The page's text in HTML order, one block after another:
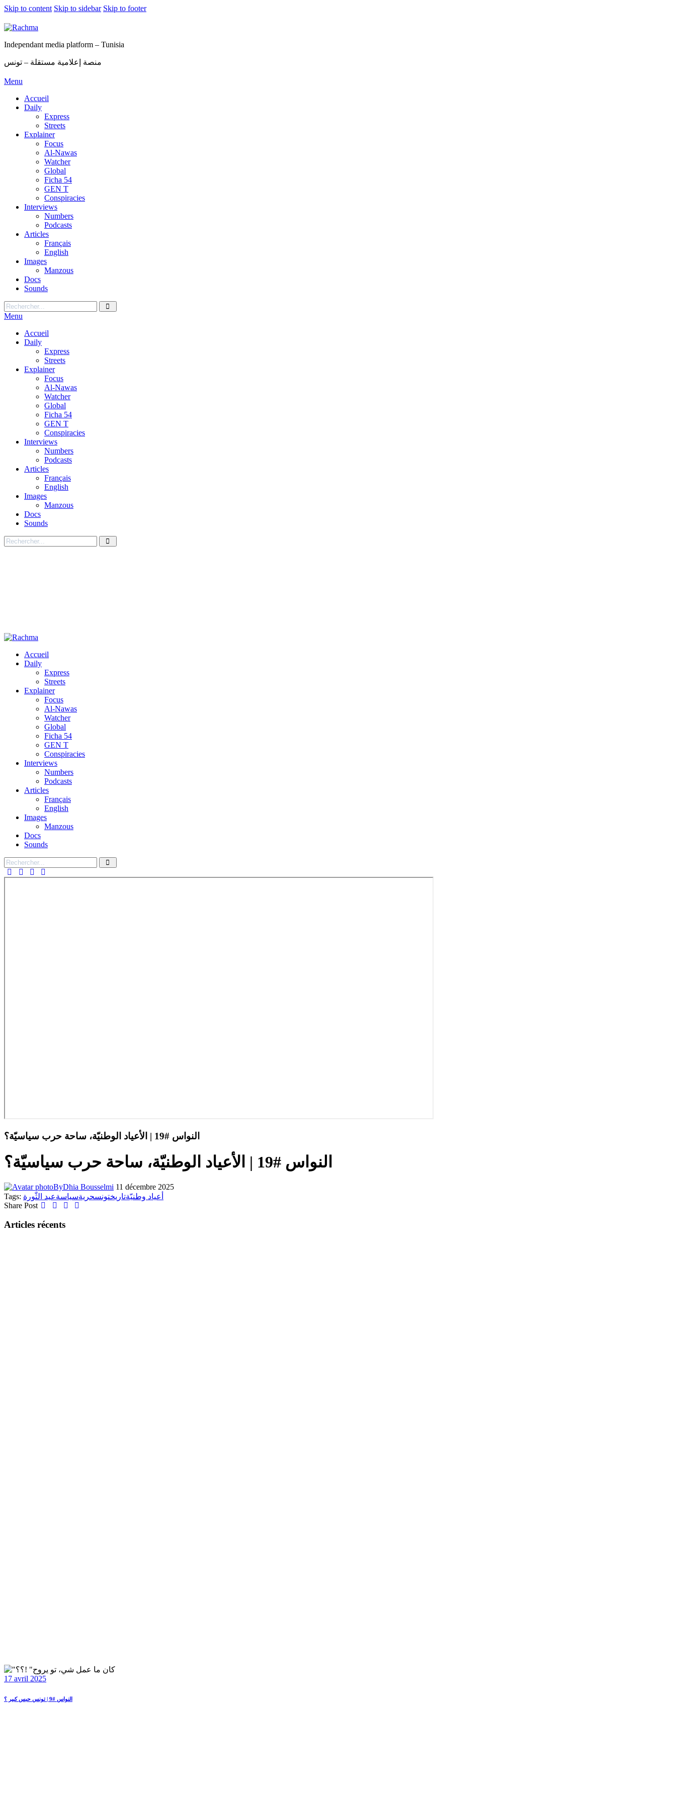
Skip to content Skip to sidebar Skip to footer
Independant media platform – Tunisia
منصة إعلامية مستقلة – تونس
Menu
Accueil
Daily
Express
Streets
Explainer
Focus
Al-Nawas
Watcher
Global
Ficha 54
GEN T
Conspiracies
Interviews
Numbers
Podcasts
Articles
Français
English
Images
Manzous
Docs
Sounds
Menu
Accueil
Daily
Express
Streets
Explainer
Focus
Al-Nawas
Watcher
Global
Ficha 54
GEN T
Conspiracies
Interviews
Numbers
Podcasts
Articles
Français
English
Images
Manzous
Docs
Sounds
Accueil
Daily
Express
Streets
Explainer
Focus
Al-Nawas
Watcher
Global
Ficha 54
GEN T
Conspiracies
Interviews
Numbers
Podcasts
Articles
Français
English
Images
Manzous
Docs
Sounds
النواس #19 | الأعياد الوطنيّة، ساحة حرب سياسيّة؟
النواس #19 | الأعياد الوطنيّة، ساحة حرب سياسيّة؟
ByDhia Bousselmi 11 décembre 2025
Tags:
أعياد وطنيّةتاريختونسحريةسياسةعيد الثّورة
Share Post
Articles récents
17 avril 2025
النواس #9 | تونس حبس كبير ؟